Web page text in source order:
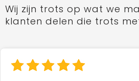
Wij zijn trots op wat we
klanten delen die trots